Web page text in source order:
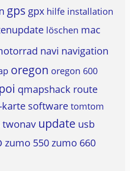
gps gpx hilfe installation
löschen mac
navi navigation
oregon oregon 600
poi qmapshack route
karte software tomtom
twonav update usb
zumo 550zumo 660